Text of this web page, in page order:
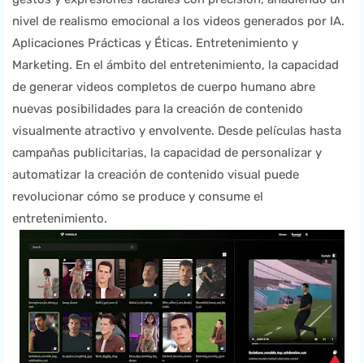
nivel de realismo emocional a los videos generados por IA.
Aplicaciones Prácticas y Éticas. Entretenimiento y
Marketing. En el ámbito del entretenimiento, la capacidad
de generar videos completos de cuerpo humano abre
nuevas posibilidades para la creación de contenido
visualmente atractivo y envolvente. Desde películas hasta
campañas publicitarias, la capacidad de personalizar y
automatizar la creación de contenido visual puede
revolucionar cómo se produce y consume el
entretenimiento.